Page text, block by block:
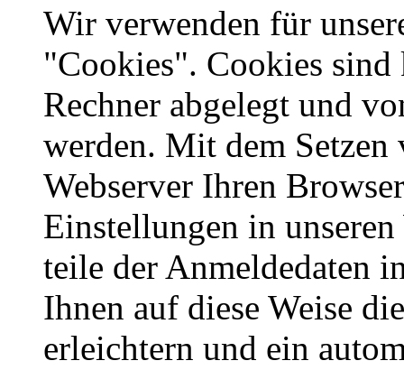
Wir verwenden für
"Cookies". Cookies sind
Rechner abgelegt und
werden. Mit dem
Webserver Ihren
Einstellungen in
teile der Anmeldedaten
Ihnen auf diese Weise
erleichtern und ein